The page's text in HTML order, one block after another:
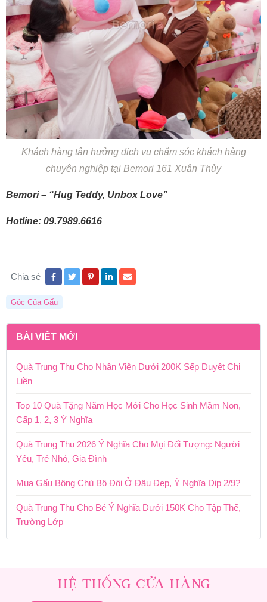
Khách hàng tận hưởng dịch vụ chăm sóc khách hàng
chuyên nghiệp tại Bemori 161 Xuân Thủy
Bemori – “Hug Teddy, Unbox Love”
Hotline: 09.7989.6616
Chia sẻ
Góc Của Gấu
BÀI VIẾT MỚI
Quà Trung Thu Cho Nhân Viên Dưới 200K Sếp Duyệt Chi
Liền
Top 10 Quà Tặng Năm Học Mới Cho Học Sinh Mầm Non,
Cấp 1, 2, 3 Ý Nghĩa
Quà Trung Thu 2026 Ý Nghĩa Cho Mọi Đối Tượng: Người
Yêu, Trẻ Nhỏ, Gia Đình
Mua Gấu Bông Chú Bộ Đội Ở Đâu Đẹp, Ý Nghĩa Dịp 2/9?
Quà Trung Thu Cho Bé Ý Nghĩa Dưới 150K Cho Tập Thể,
Trường Lớp
HỆ THỐNG CỬA HÀNG